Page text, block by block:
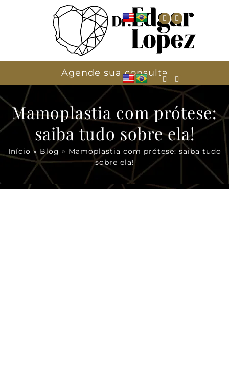
Agende sua consulta
Mamoplastia com prótese:
saiba tudo sobre ela!
Início » Blog » Mamoplastia com prótese: saiba tudo
sobre ela!